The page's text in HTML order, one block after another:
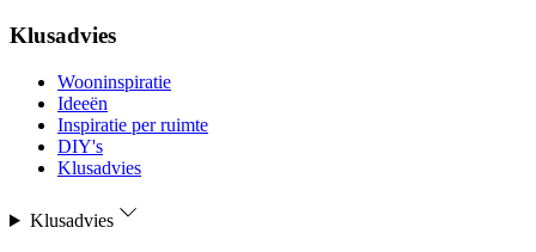
Klusadvies
Wooninspiratie
Ideeën
Inspiratie per ruimte
DIY's
Klusadvies
Klusadvies